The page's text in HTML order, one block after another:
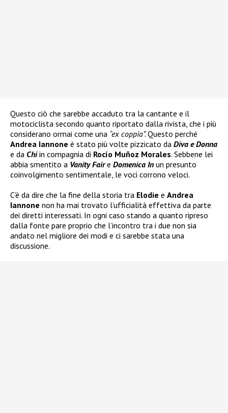
Questo ciò che sarebbe accaduto tra la cantante e il
motociclista secondo quanto riportato dalla rivista, che i più
considerano ormai come una “ex coppia”.Questo perché
Andrea Iannone è stato più volte pizzicato da Diva e Donna
e da Chiin compagnia di Rocío Muñoz Morales. Sebbene lei
abbia smentito a Vanity Faire Domenica In un presunto
coinvolgimento sentimentale, le voci corrono veloci.
C’è da dire che la fine della storia tra Elodie e Andrea
Iannone non ha mai trovato l’ufficialità effettiva da parte
dei diretti interessati. In ogni caso stando a quanto ripreso
dalla fonte pare proprio che l’incontro tra i due non sia
andato nel migliore dei modi e ci sarebbe stata una
discussione.